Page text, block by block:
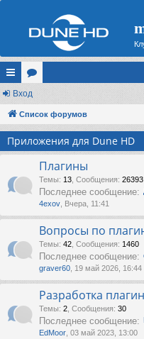
с
ы
лк
и
ор
ум
Вход
Список форумов
Приложения для Dune HD
Плагины
Темы: 13 Сообщения: 26393
Последнее сообщение:
4exov , Вчера, 11:41
Вопросы по
Темы: 42 Сообщения: 1460
Последнее сообщение:
graver60 , 19 май 2026, 16:44
Разработка
Темы: 2 Сообщения: 30
Последнее сообщение:
EdMoor , 03 май 2023, 13:00